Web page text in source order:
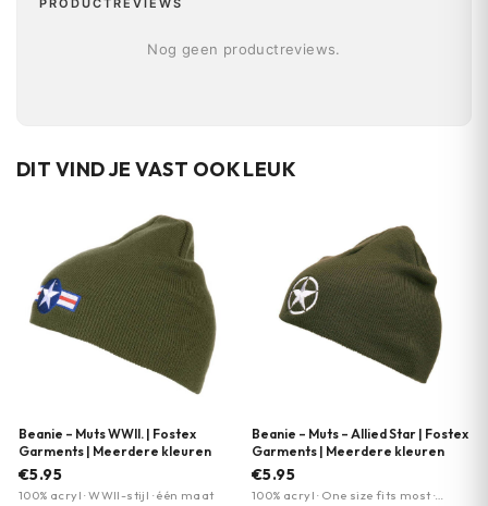
PRODUCTREVIEWS
Nog geen productreviews.
DIT VIND JE VAST OOK LEUK
Beanie – Muts WWII. | Fostex
Garments | Meerdere kleuren
€5.95
100% acryl · WWII-stijl · één maat
Beanie – Muts – Allied Star | Fostex
Garments | Meerdere kleuren
€5.95
100% acryl · One size fits most ·